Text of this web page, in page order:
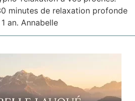
minutes de relaxation profonde
an. Annabelle